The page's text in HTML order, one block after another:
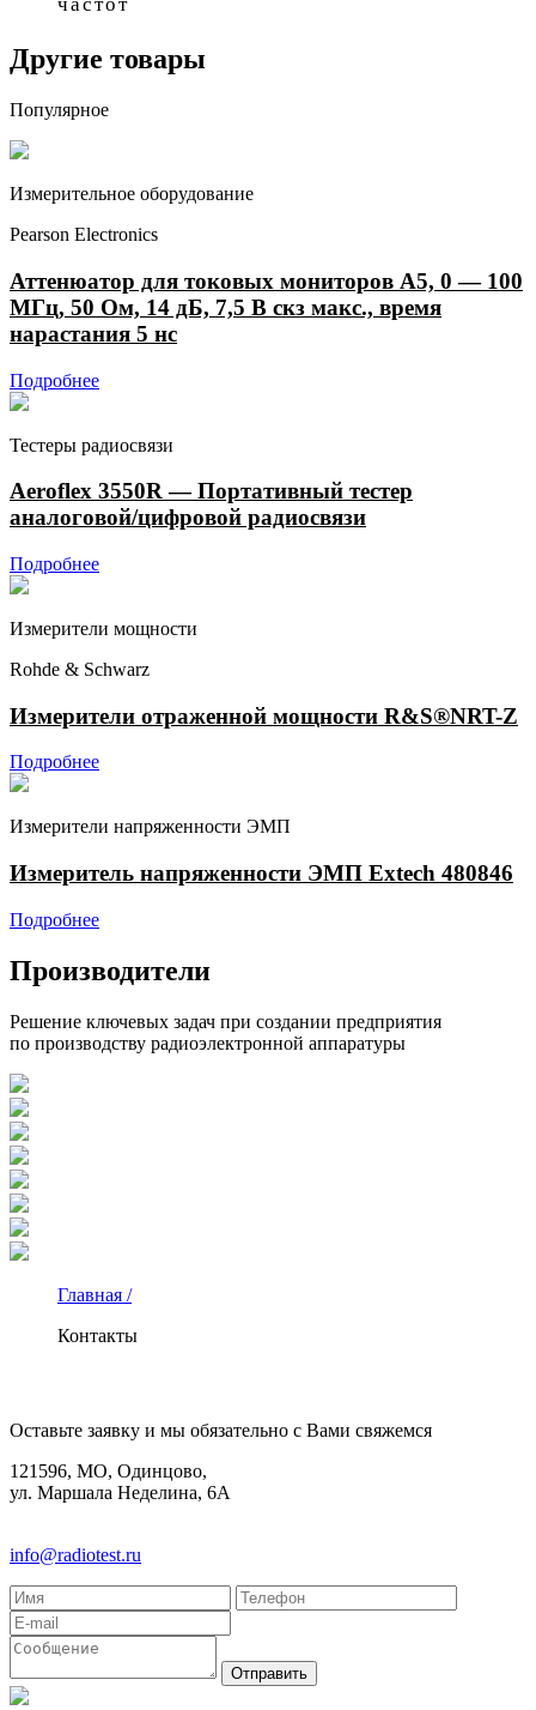
Другие товары
Популярное
Измерительное оборудование
Pearson Electronics
Аттенюатор для токовых мониторов А5, 0 — 100
МГц, 50 Ом, 14 дБ, 7,5 В скз макс., время
нарастания 5 нс
Подробнее
Тестеры радиосвязи
Aeroflex 3550R — Портативный тестер
аналоговой/цифровой радиосвязи
Подробнее
Измерители мощности
Rohde & Schwarz
Измерители отраженной мощности R&S®NRT-Z
Подробнее
Измерители напряженности ЭМП
Измеритель напряженности ЭМП Extech 480846
Подробнее
Производители
Решение ключевых задач при создании предприятия
по производству радиоэлектронной аппаратуры
Главная /
Контакты
Оставьте заявку и мы обязательно с Вами свяжемся
121596, МО, Одинцово,
ул. Маршала Неделина, 6А
info@radiotest.ru